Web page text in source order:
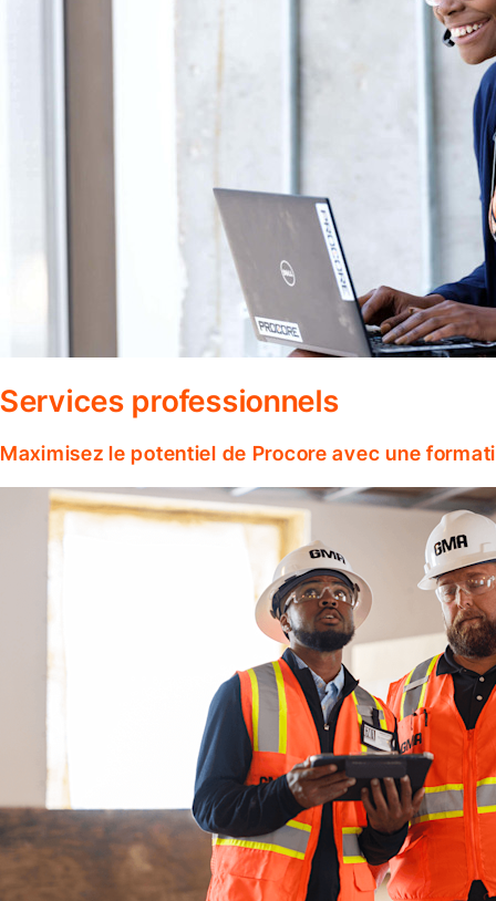
Services professionnels
Maximisez le potentiel de Procore avec une